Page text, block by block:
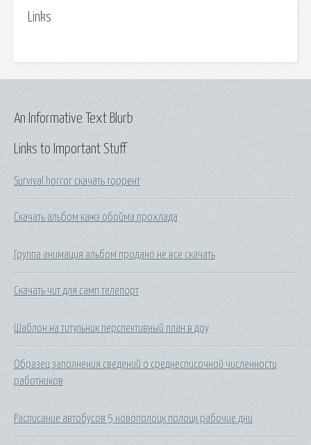
Links
Links to Important Stuff
Survival horror скачать торрент
Скачать альбом кажэ обойма прохлада
Группа анимация альбом продано не все скачать
Скачать чит для самп телепорт
Шаблон на титульник перспективный план в доу
Образец заполнения сведений о среднесписочной численности
работников
Расписание автобусов 5 новополоцк полоцк рабочие дни
An Informative Text Blurb